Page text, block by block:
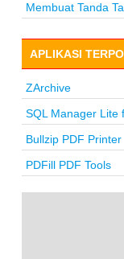
Membuat Tanda
APLIKASI
ZArchive
SQL Manager Lite
Bullzip PDF Printer
PDFill PDF Tools